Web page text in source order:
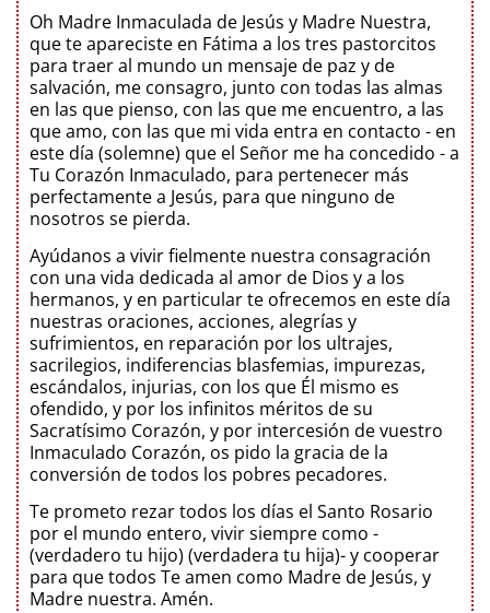
Oh Madre Inmaculada de Jesús y Madre Nuestra,
que te apareciste en Fátima a los tres pastorcitos
para traer al mundo un mensaje de paz y de
salvación, me consagro, junto con todas las almas
en las que pienso, con las que me encuentro, a las
que amo, con las que mi vida entra en contacto - en
este día (solemne) que el Señor me ha concedido - a
Tu Corazón Inmaculado, para pertenecer más
perfectamente a Jesús, para que ninguno de
nosotros se pierda.
Ayúdanos a vivir fielmente nuestra consagración
con una vida dedicada al amor de Dios y a los
hermanos, y en particular te ofrecemos en este día
nuestras oraciones, acciones, alegrías y
sufrimientos, en reparación por los ultrajes,
sacrilegios, indiferencias blasfemias, impurezas,
escándalos, injurias, con los que Él mismo es
ofendido, y por los infinitos méritos de su
Sacratísimo Corazón, y por intercesión de vuestro
Inmaculado Corazón, os pido la gracia de la
conversión de todos los pobres pecadores.
Te prometo rezar todos los días el Santo Rosario
por el mundo entero, vivir siempre como -
(verdadero tu hijo) (verdadera tu hija)- y cooperar
para que todos Te amen como Madre de Jesús, y
Madre nuestra. Amén.